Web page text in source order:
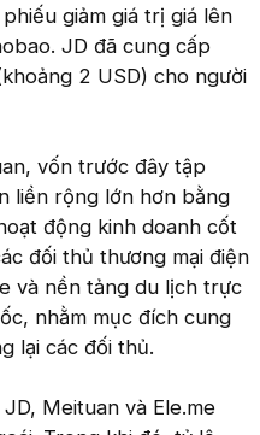
giảm giá trị giá lên
JD đã cung cấp
2 USD) cho người
vốn trước đây tập
liền rộng lớn hơn bằng
động kinh doanh cốt
đối thủ thương mại điện
và nền tảng du lịch trực
nhằm mục đích cung
lại các đối thủ.
Meituan và Ele.me